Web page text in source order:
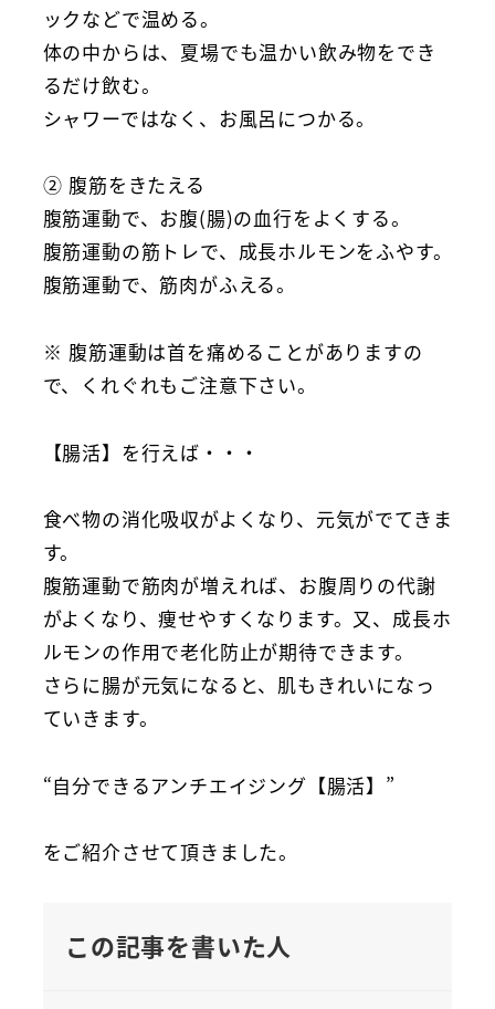
ックなどで温める。
体の中からは、夏場でも温かい飲み物をでき
るだけ飲む。
シャワーではなく、お風呂につかる。
② 腹筋をきたえる
腹筋運動で、お腹(腸)の血行をよくする。
腹筋運動の筋トレで、成長ホルモンをふやす。
腹筋運動で、筋肉がふえる。
※ 腹筋運動は首を痛めることがありますの
で、くれぐれもご注意下さい。
【腸活】を行えば・・・
食べ物の消化吸収がよくなり、元気がでてきま
す。
腹筋運動で筋肉が増えれば、お腹周りの代謝
がよくなり、痩せやすくなります。又、成長ホ
ルモンの作用で老化防止が期待できます。
さらに腸が元気になると、肌もきれいになっ
ていきます。
“自分できるアンチエイジング【腸活】”
をご紹介させて頂きました。
この記事を書いた人